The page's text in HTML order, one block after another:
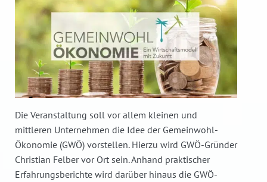
Die Veranstaltung soll vor allem kleinen und
mittleren Unternehmen die Idee der Gemeinwohl-
Ökonomie (GWÖ) vorstellen. Hierzu wird GWÖ-Gründer
Christian Felber vor Ort sein. Anhand praktischer
Erfahrungsberichte wird darüber hinaus die GWÖ-